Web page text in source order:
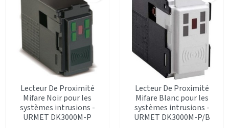
Lecteur De Proximité
Mifare Noir pour les
systèmes intrusions -
URMET DK3000M-P
Lecteur De Proximité
Mifare Blanc pour les
systèmes intrusions -
URMET DK3000M-P/B